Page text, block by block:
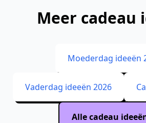
Meer cadeau
Moederdag ideeën
Vaderdag ideeën 2026
Alle cadeau